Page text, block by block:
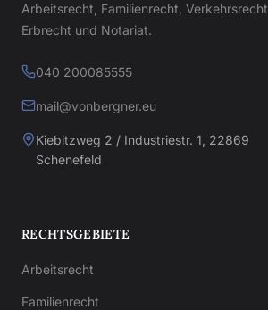
Arbeitsrecht, Familienrecht, Verkehrsrecht,
Erbrecht und Notariat.
040 200085555
mail@vonbergner.eu
Kiebitzweg 2 / Industriestr. 1, 22869
Schenefeld
RECHTSGEBIETE
Arbeitsrecht
Familienrecht